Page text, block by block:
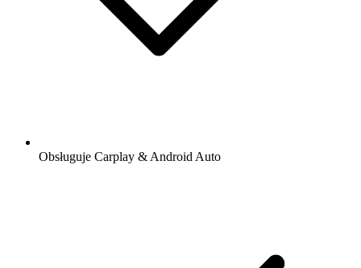
Obsługuje Carplay & Android Auto